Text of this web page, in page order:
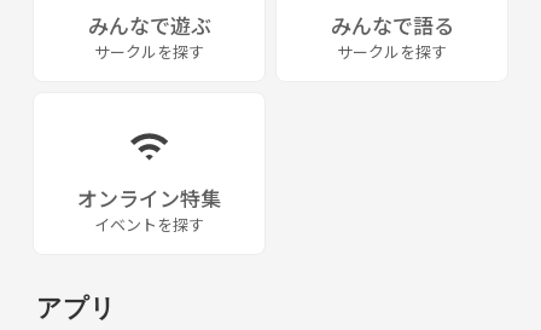
みんなで遊ぶ
サークルを探す
みんなで語る
サークルを探す
オンライン特集
イベントを探す
アプリ